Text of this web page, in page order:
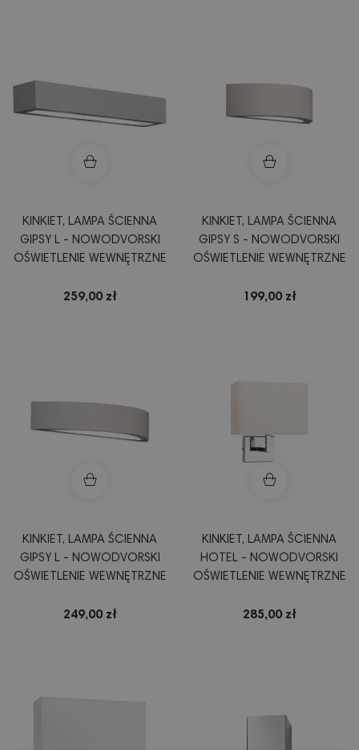
KINKIET, LAMPA ŚCIENNA
GIPSY L - NOWODVORSKI
OŚWIETLENIE WEWNĘTRZNE
259,00 zł
KINKIET, LAMPA ŚCIENNA
GIPSY S - NOWODVORSKI
OŚWIETLENIE WEWNĘTRZNE
199,00 zł
KINKIET, LAMPA ŚCIENNA
GIPSY L - NOWODVORSKI
OŚWIETLENIE WEWNĘTRZNE
249,00 zł
KINKIET, LAMPA ŚCIENNA
HOTEL - NOWODVORSKI
OŚWIETLENIE WEWNĘTRZNE
285,00 zł